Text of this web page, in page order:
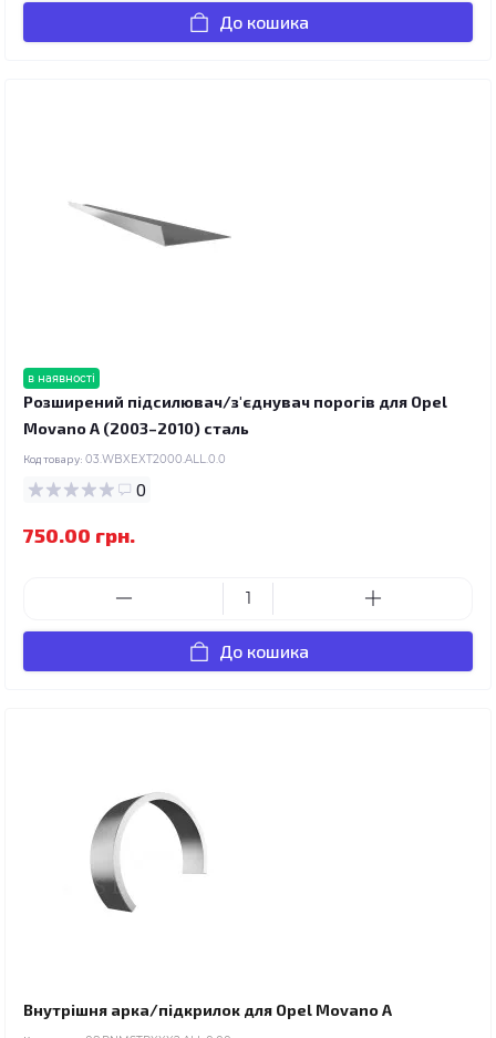
До кошика
в наявності
Розширений підсилювач/з'єднувач порогів для Opel
Movano A (2003–2010) сталь
Код товару: 03.WBXEXT2000.ALL.0.0
0
750.00 грн.
До кошика
Внутрішня арка/підкрилок для Opel Movano A